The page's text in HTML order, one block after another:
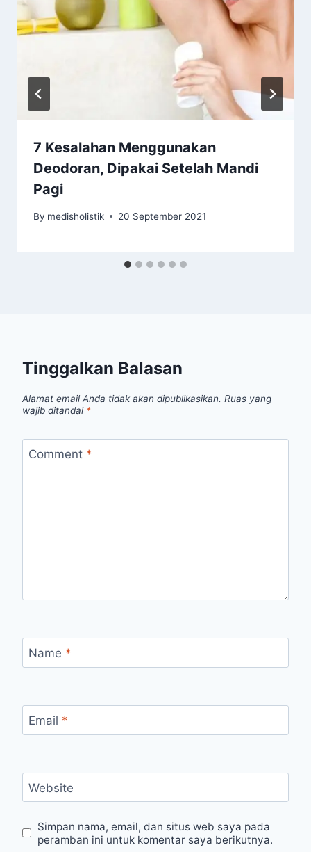
7 Kesalahan Menggunakan
Deodoran, Dipakai Setelah Mandi
Pagi
By medisholistik 20 September 2021
Tinggalkan Balasan
Alamat email Anda tidak akan dipublikasikan. Ruas yang
wajib ditandai *
Comment *
Name *
Email *
Website
Simpan nama, email, dan situs web saya pada
peramban ini untuk komentar saya berikutnya.